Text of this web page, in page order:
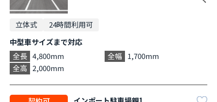
立体式
24時間利用可
中型車サイズまで対応
全長 4,800mm 全幅 1,700mm
全高 2,000mm